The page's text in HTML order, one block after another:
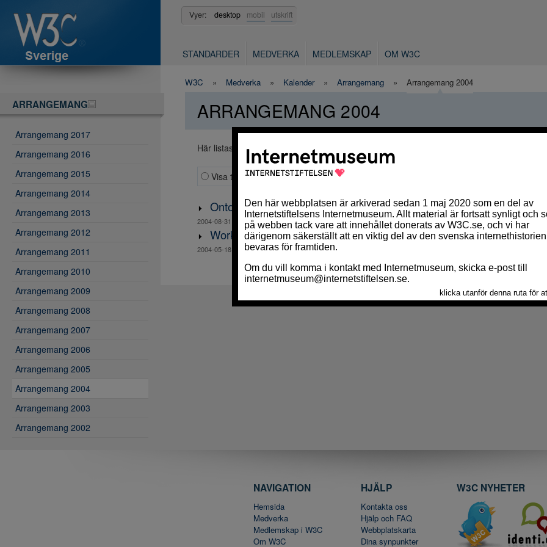
Vyer: desktop mobil utskrift
STANDARDER MEDVERKA MEDLEMSKAP OM W3C
ARRANGEMANG
Arrangemang 2017
Arrangemang 2016
Arrangemang 2015
Arrangemang 2014
Arrangemang 2013
Arrangemang 2012
Arrangemang 2011
Arrangemang 2010
Arrangemang 2009
Arrangemang 2008
Arrangemang 2007
Arrangemang 2006
Arrangemang 2005
Arrangemang 2004
Arrangemang 2003
Arrangemang 2002
W3C » Medverka » Kalender » Arrangemang » Arrangemang 2004
ARRANGEMANG 2004
Här listas arrangemang för angivet år.
Visa text Dölj text
Ontologier i arbete - språket som grund för framtida IT-utveckling
2004-08-31 Plats: Electrum, Kista
Workshop - XML Schema i praktiken
2004-05-18Plats: Electrum, Kista
NAVIGATION
Hemsida
Medverka
Medlemskap i W3C
Om W3C
HJÄLP
Kontakta oss
Hjälp och FAQ
Webbplatskarta
Dina synpunkter
W3C NYHETER